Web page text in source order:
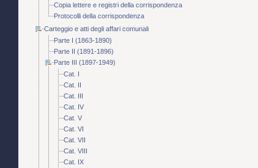
Copia lettere e registri della corrispondenza
Protocolli della corrispondenza
Carteggio e atti degli affari comunali
Parte I (1863-1890)
Parte II (1891-1896)
Parte III (1897-1949)
Cat. I
Cat. II
Cat. III
Cat. IV
Cat. V
Cat. VI
Cat. VII
Cat. VIII
Cat. IX